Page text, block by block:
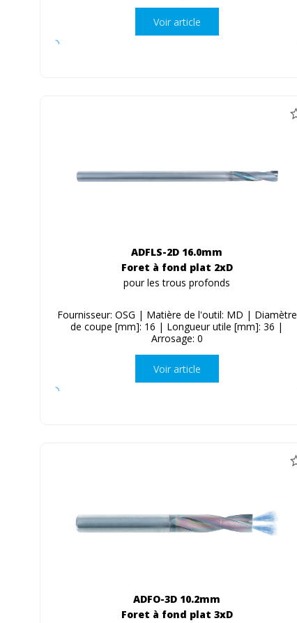
Voir article
ADFLS-2D 16.0mm
Foret à fond plat 2xD
pour les trous profonds
Fournisseur: OSG | Matière de l'outil: MD | Diamètre
de coupe [mm]: 16 | Longueur utile [mm]: 36 |
Arrosage: 0
Voir article
ADFO-3D 10.2mm
Foret à fond plat 3xD